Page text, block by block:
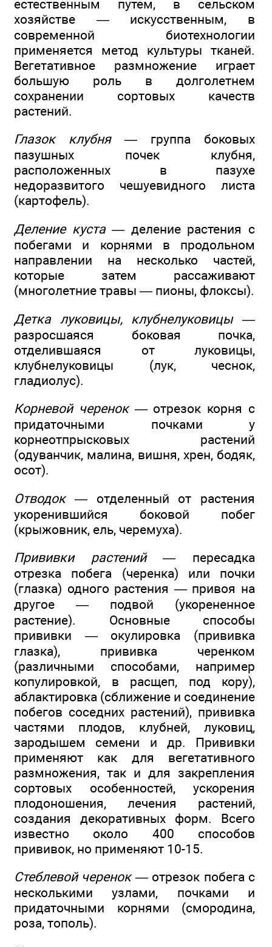
естественным путем, в сельском
хозяйстве — искусственным, в
современной биотехнологии
применяется метод культуры тканей.
Вегетативное размножение играет
большую роль в долголетнем
сохранении сортовых качеств
растений.
Глазок клубня— группа боковых
пазушных почек клубня,
расположенных в пазухе
недоразвитого чешуевидного листа
(картофель).
Деление куста— деление растения с
побегами и корнями в продольном
направлении на несколько частей,
которые затем рассаживают
(многолетние травы — пионы, флоксы).
Детка луковицы, клубнелуковицы—
разросшаяся боковая почка,
отделившаяся от луковицы,
клубнелуковицы (лук, чеснок,
гладиолус).
Корневой черенок— отрезок корня с
придаточными почками у
корнеотпрысковых растений
(одуванчик, малина, вишня, хрен, бодяк,
осот).
Отводок— отделенный от растения
укоренившийся боковой побег
(крыжовник, ель, черемуха).
Прививки растений— пересадка
отрезка побега (черенка) или почки
(глазка) одного растения — привоя на
другое — подвой (укорененное
растение). Основные способы
прививки — окулировка (прививка
глазка), прививка черенком
(различными способами, например
копулировкой, в расщеп, под кору),
аблактировка (сближение и соединение
побегов соседних растений), прививка
частями плодов, клубней, луковиц,
зародышем семени и др. Прививки
применяют как для вегетативного
размножения, так и для закрепления
сортовых особенностей, ускорения
плодоношения, лечения растений,
создания декоративных форм. Всего
известно около 400 способов
прививок, но применяют 10-15.
Стеблевой черенок— отрезок побега с
несколькими узлами, почками и
придаточными корнями (смородина,
роза, тополь).